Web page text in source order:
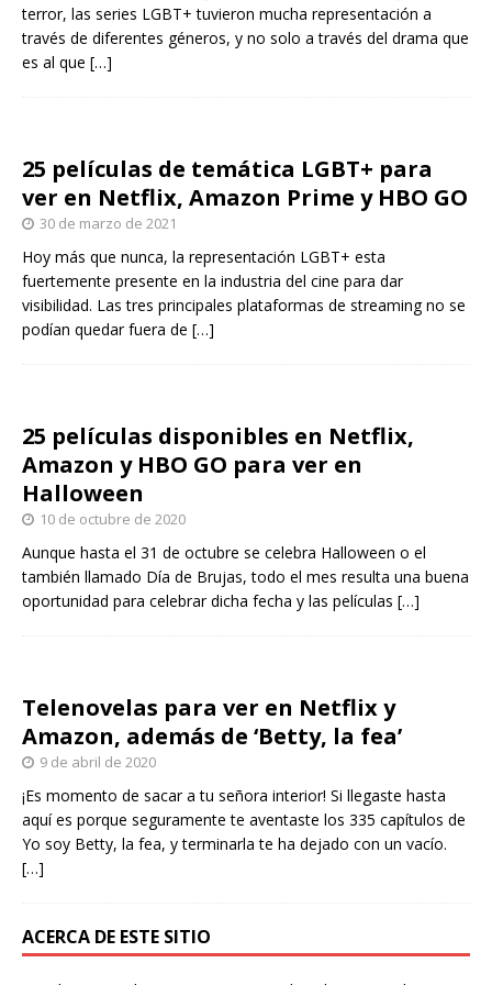
terror, las series LGBT+ tuvieron mucha representación a
través de diferentes géneros, y no solo a través del drama que
es al que […]
25 películas de temática LGBT+ para
ver en Netflix, Amazon Prime y HBO GO
30 de marzo de 2021
Hoy más que nunca, la representación LGBT+ esta
fuertemente presente en la industria del cine para dar
visibilidad. Las tres principales plataformas de streaming no se
podían quedar fuera de […]
25 películas disponibles en Netflix,
Amazon y HBO GO para ver en
Halloween
10 de octubre de 2020
Aunque hasta el 31 de octubre se celebra Halloween o el
también llamado Día de Brujas, todo el mes resulta una buena
oportunidad para celebrar dicha fecha y las películas […]
Telenovelas para ver en Netflix y
Amazon, además de ‘Betty, la fea’
9 de abril de 2020
¡Es momento de sacar a tu señora interior! Si llegaste hasta
aquí es porque seguramente te aventaste los 335 capítulos de
Yo soy Betty, la fea, y terminarla te ha dejado con un vacío.
[…]
ACERCA DE ESTE SITIO